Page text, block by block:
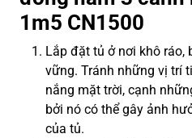
1m5 CN1500
Lắp đặt tủ ở nơi khô ráo,
vững. Tránh những vị trí
nắng mặt trời, cạnh
bởi nó có thể gây ảnh
của tủ.